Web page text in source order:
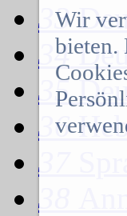
33
34
35
36
37
38
Wir
bieten.